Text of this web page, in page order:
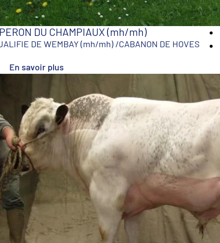
DU CHAMPIAUX (mh/mh)
DE WEMBAY (mh/mh) /CABANON DE HOVES
En savoir plus